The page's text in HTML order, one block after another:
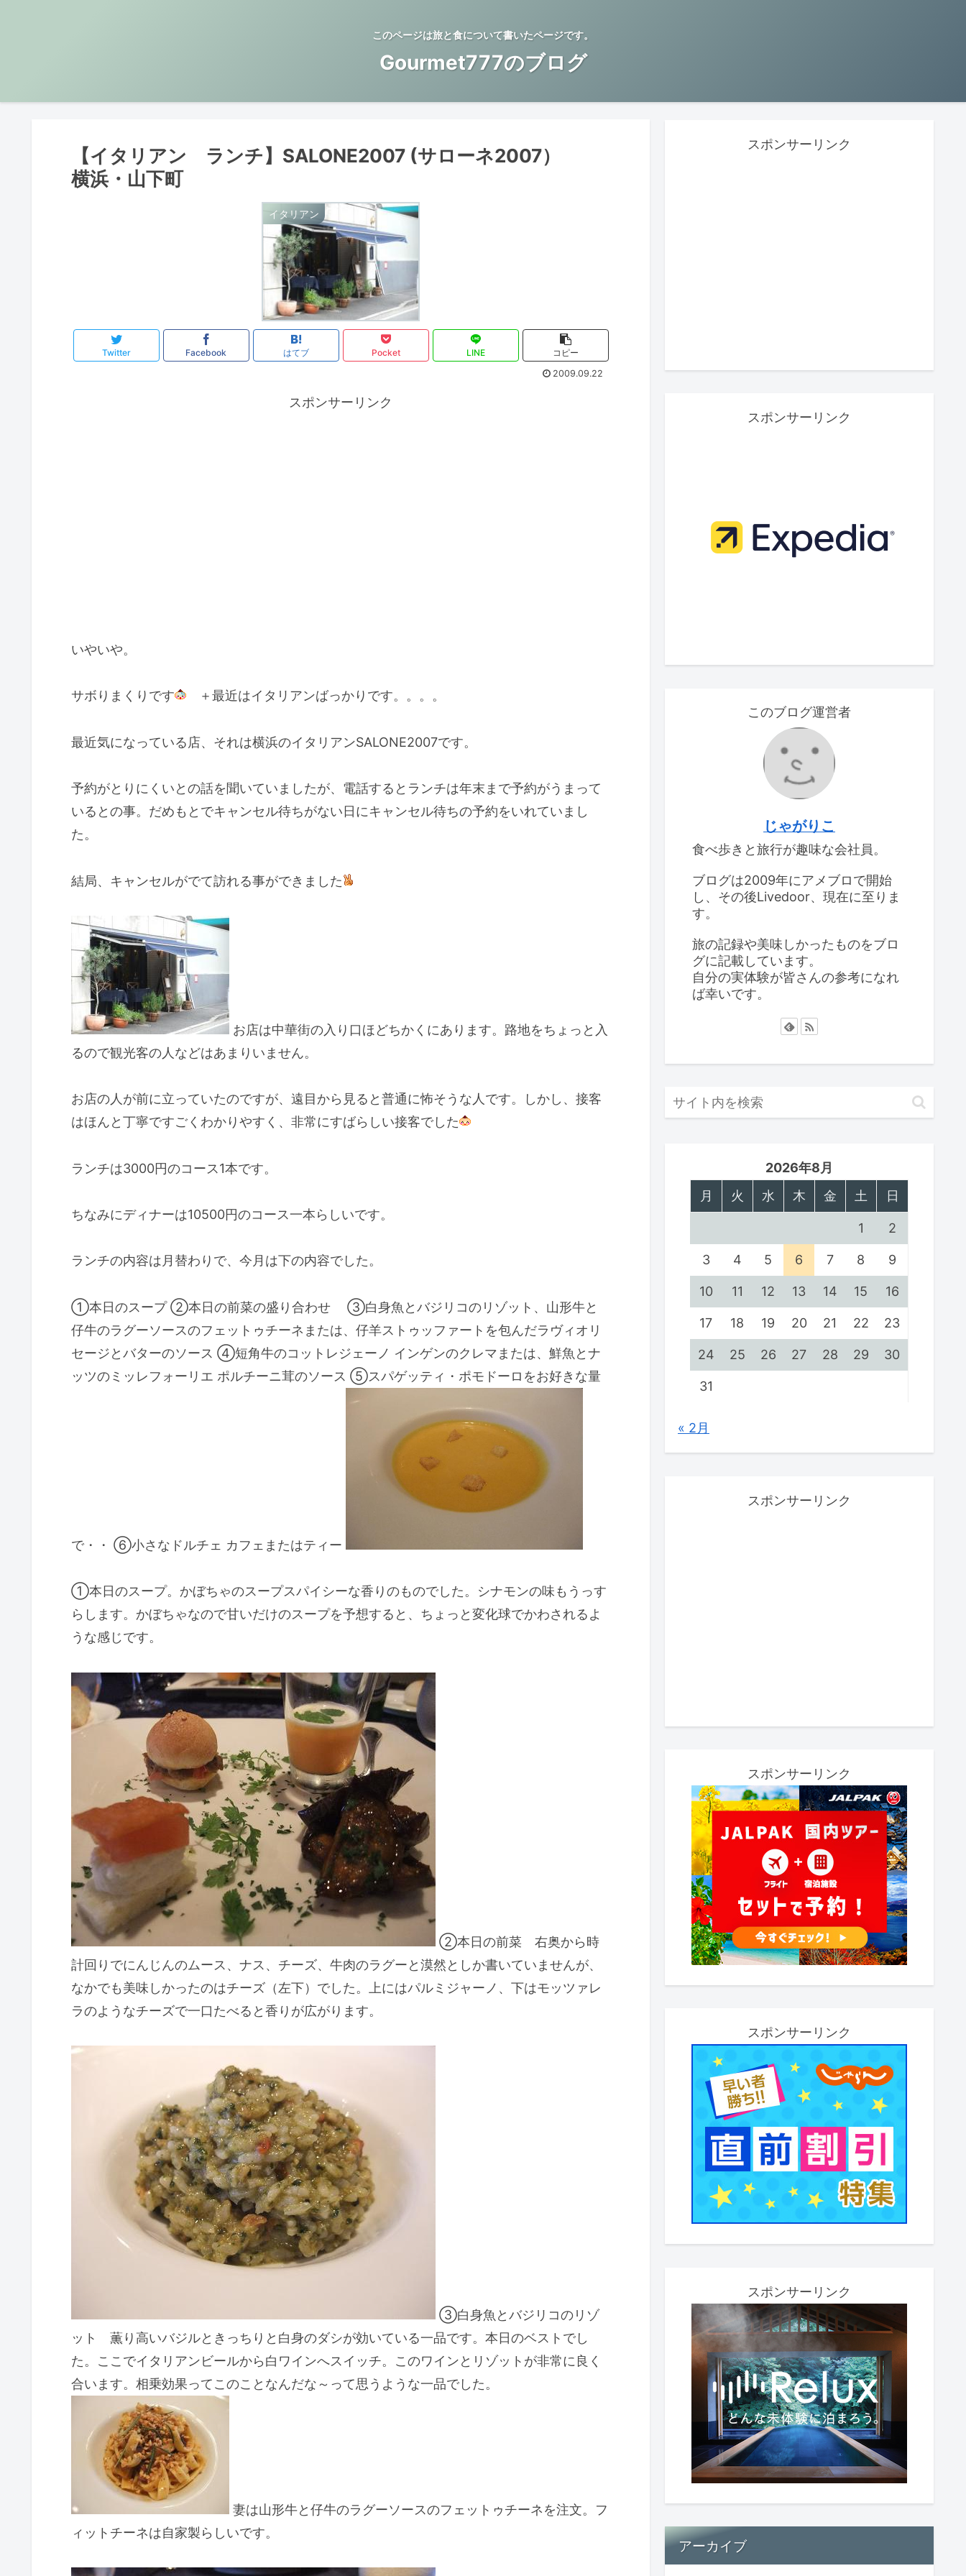
このページは旅と食について書いたページです。
Gourmet777のブログ
【イタリアン ランチ】SALONE2007 (サローネ2007）
横浜・山下町
イタリアン
Twitter Facebook はてブ Pocket LINE
コピー
2009.09.22
スポンサーリンク
いやいや。
サボりまくりです ＋最近はイタリアンばっかりです。。。。
最近気になっている店、それは横浜のイタリアンSALONE2007です。
予約がとりにくいとの話を聞いていましたが、電話するとランチは年末まで予約がうまって
いるとの事。だめもとでキャンセル待ちがない日にキャンセル待ちの予約をいれていまし
た。
結局、キャンセルがでて訪れる事ができました
お店は中華街の入り口ほどちかくにあります。路地をちょっと入
るので観光客の人などはあまりいません。
お店の人が前に立っていたのですが、遠目から見ると普通に怖そうな人です。しかし、接客
はほんと丁寧ですごくわかりやすく、非常にすばらしい接客でした
ランチは3000円のコース1本です。
ちなみにディナーは10500円のコース一本らしいです。
ランチの内容は月替わりで、今月は下の内容でした。
①本日のスープ ②本日の前菜の盛り合わせ ③白身魚とバジリコのリゾット、山形牛と
仔牛のラグーソースのフェットゥチーネまたは、仔羊ストゥッファートを包んだラヴィオリ
セージとバターのソース ④短角牛のコットレジェーノ インゲンのクレマまたは、鮮魚とナ
ッツのミッレフォーリエ ポルチーニ茸のソース ⑤スパゲッティ・ポモドーロをお好きな量
で・・ ⑥小さなドルチェ カフェまたはティー
①本日のスープ。かぼちゃのスープスパイシーな香りのものでした。シナモンの味もうっす
らします。かぼちゃなので甘いだけのスープを予想すると、ちょっと変化球でかわされるよ
うな感じです。
②本日の前菜 右奥から時
計回りでにんじんのムース、ナス、チーズ、牛肉のラグーと漠然としか書いていませんが、
なかでも美味しかったのはチーズ（左下）でした。上にはパルミジャーノ、下はモッツァレ
ラのようなチーズで一口たべると香りが広がります。
③白身魚とバジリコのリゾ
ット 薫り高いバジルときっちりと白身のダシが効いている一品です。本日のベストでし
た。ここでイタリアンビールから白ワインへスイッチ。このワインとリゾットが非常に良く
合います。相乗効果ってこのことなんだな～って思うような一品でした。
妻は山形牛と仔牛のラグーソースのフェットゥチーネを注文。フ
ィットチーネは自家製らしいです。
スポンサーリンク
スポンサーリンク
このブログ運営者
じゃがりこ
食べ歩きと旅行が趣味な会社員。
ブログは2009年にアメブロで開始
し、その後Livedoor、現在に至りま
す。
旅の記録や美味しかったものをブロ
グに記載しています。
自分の実体験が皆さんの参考になれ
ば幸いです。
2026年8月
月
火 水 木 金 土 日
1 2
3 4 5 6 7 8 9
10 11 12 13 14 15 16
17 18 19 20 21 22 23
24 25 26 27 28 29 30
31
« 2月
スポンサーリンク
スポンサーリンク
スポンサーリンク
スポンサーリンク
アーカイブ